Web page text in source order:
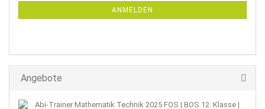
ANMELDEN
Angebote